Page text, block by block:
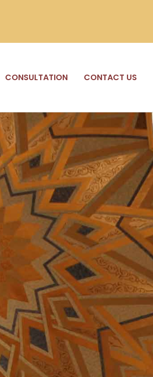
CONTACT US
CONSULTATION